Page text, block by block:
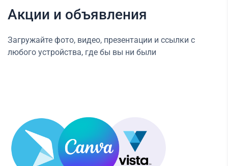
Акции и объявления
Загружайте фото, видео, презентации и ссылки с
любого устройства, где бы вы ни были